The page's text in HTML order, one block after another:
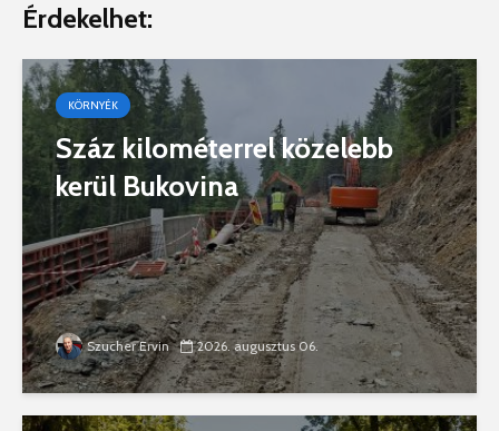
Érdekelhet:
KÖRNYÉK
Száz kilométerrel közelebb
kerül Bukovina
Szucher Ervin 2026. augusztus 06.